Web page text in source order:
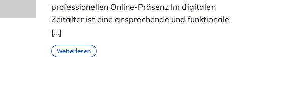
professionellen Online-Präsenz Im digitalen
Zeitalter ist eine ansprechende und funktionale
[…]
Weiterlesen